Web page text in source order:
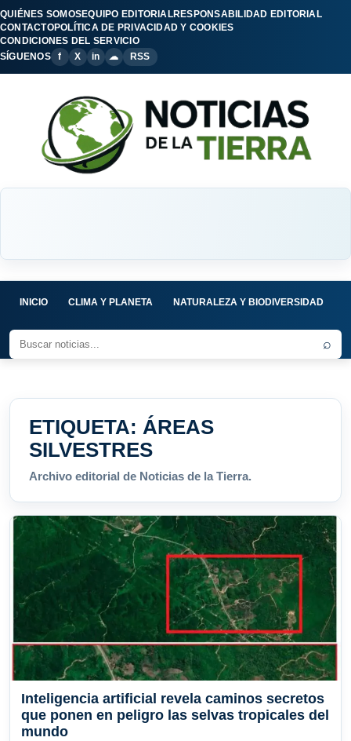
QUIÉNES SOMOSEQUIPO EDITORIALRESPONSABILIDAD EDITORIAL
CONTACTOPOLÍTICA DE PRIVACIDAD Y COOKIES
CONDICIONES DEL SERVICIO
SÍGUENOS
f X in ☁ RSS
INICIO CLIMA Y PLANETA NATURALEZA Y BIODIVERSIDAD
⌕
ETIQUETA: ÁREAS
SILVESTRES
Archivo editorial de Noticias de la Tierra.
Inteligencia artificial revela caminos secretos
que ponen en peligro las selvas tropicales del
mundo